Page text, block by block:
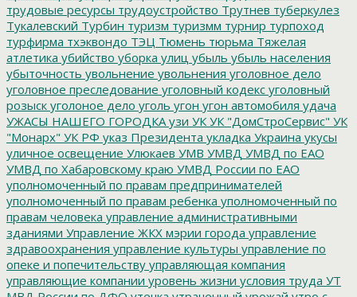
трудовые ресурсы трудоустройство Трутнев туберкулез
Тукалевский Турбин туризм туризмм турнир турпоход
турфирма тхэквондо ТЭЦ Тюмень тюрьма Тяжелая
атлетика убийство уборка улиц убыль убыль населения
убыточность увольнение увольнения уголовное дело
уголовное преследование уголовный кодекс уголовный
розыск уголоное дело уголь угон угон автомобиля удача
УЖАСЫ НАШЕГО ГОРОДКА узи УК УК "ДомСтроСервис" УК
"Монарх" УК РФ указ Президента укладка Украина укусы
уличное освещение Улюкаев УМВ УМВД УМВД по ЕАО
УМВД по Хабаровскому краю УМВД России по ЕАО
уполномоченный по правам предпринимателей
уполномоченный по правам ребенка уполномоченный по
правам человека управление административными
зданиями Управление ЖКХ мэрии города управление
здравоохранения управление культуры управление по
опеке и попечительству управляющая компания
управляющие компании уровень жизни условия труда УТ